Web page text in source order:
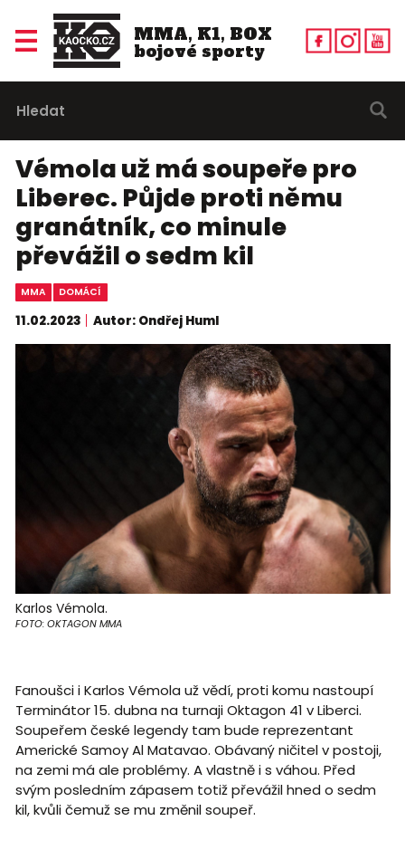
MMA, K1, BOX
bojové sporty
Vémola už má soupeře pro
Liberec. Půjde proti němu
granátník, co minule
převážil o sedm kil
MMA DOMÁCÍ
11.02.2023 Autor: Ondřej Huml
Karlos Vémola.
FOTO: OKTAGON MMA
Fanoušci i Karlos Vémola už vědí, proti komu nastoupí
Terminátor 15. dubna na turnaji Oktagon 41 v Liberci.
Soupeřem české legendy tam bude reprezentant
Americké Samoy Al Matavao. Obávaný ničitel v postoji,
na zemi má ale problémy. A vlastně i s váhou. Před
svým posledním zápasem totiž převážil hned o sedm
kil, kvůli čemuž se mu změnil soupeř.